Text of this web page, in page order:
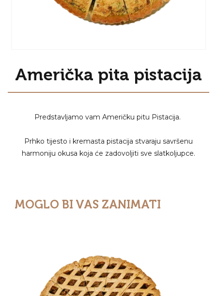
Američka pita pistacija
Predstavljamo vam Američku pitu Pistacija.
Prhko tijesto i kremasta pistacija stvaraju savršenu
harmoniju okusa koja će zadovoljiti sve slatkoljupce.
MOGLO BI VAS ZANIMATI